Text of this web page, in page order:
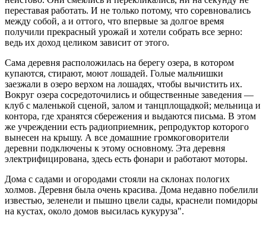
переставая работать. И не только потому, что соревновались
между собой, а и оттого, что впервые за долгое время
получили прекрасный урожай и хотели собрать все зерно:
ведь их доход целиком зависит от этого.
Сама деревня расположилась на берегу озера, в котором
купаются, стирают, моют лошадей. Голые мальчишки
заезжали в озеро верхом на лошадях, чтобы вычистить их.
Вокруг озера сосредоточились и общественные заведения ―
клуб с маленькой сценой, залом и танцплощадкой; мельница и
контора, где хранятся сбережения и выдаются письма. В этом
же учреждении есть радиоприемник, репродуктор которого
вынесен на крышу. А все домашние громкоговорители
деревни подключены к этому основному. Эта деревня
электрифицирована, здесь есть фонари и работают моторы.
Дома с садами и огородами стояли на склонах пологих
холмов. Деревня была очень красива. Дома недавно побелили
известью, зеленели и пышно цвели сады, краснели помидоры
на кустах, около домов высилась кукуруза".